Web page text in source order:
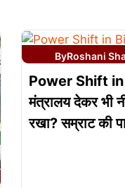
ByRoshani
Power Shift in
मंत्रालय देकर भी
रखा? सम्राट की